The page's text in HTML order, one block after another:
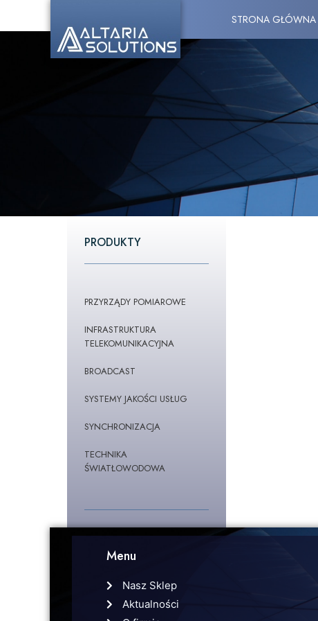
STRONA GŁÓWNA
PRODUKTY
PRZYRZĄDY POMIAROWE
INFRASTRUKTURA
TELEKOMUNIKACYJNA
BROADCAST
SYSTEMY JAKOŚCI USŁUG
SYNCHRONIZACJA
TECHNIKA
ŚWIATŁOWODOWA
Menu
Nasz Sklep
Aktualności